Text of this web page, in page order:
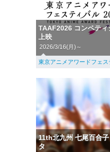
TAAF2026 コンペティ
上映
2026/3/16(月)～
東京アニメアワードフェ
11th北九州 七尾百合
タ